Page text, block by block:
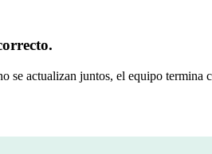
actualizan juntos, el equipo termina